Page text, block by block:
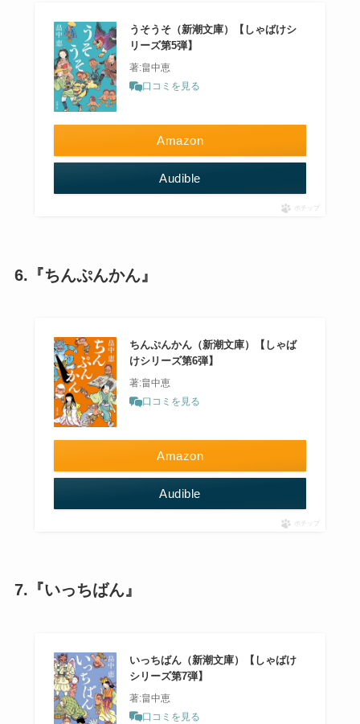
うそうそ（新潮文庫）【しゃばけシ
リーズ第5弾】
著:畠中恵
口コミを見る
Amazon
Audible
ポチップ
6.『ちんぷんかん』
ちんぷんかん（新潮文庫）【しゃば
けシリーズ第6弾】
著:畠中恵
口コミを見る
Amazon
Audible
ポチップ
7.『いっちばん』
いっちばん（新潮文庫）【しゃばけ
シリーズ第7弾】
著:畠中恵
口コミを見る